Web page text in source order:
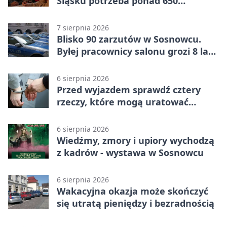
7 sierpnia 2026
Blisko 90 zarzutów w Sosnowcu.
Byłej pracownicy salonu grozi 8 lat
6 sierpnia 2026
Przed wyjazdem sprawdź cztery
rzeczy, które mogą uratować
6 sierpnia 2026
Wiedźmy, zmory i upiory wychodzą
z kadrów - wystawa w Sosnowcu
6 sierpnia 2026
Wakacyjna okazja może skończyć
się utratą pieniędzy i bezradnością